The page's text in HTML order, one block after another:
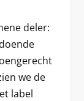
deler:
we de
label